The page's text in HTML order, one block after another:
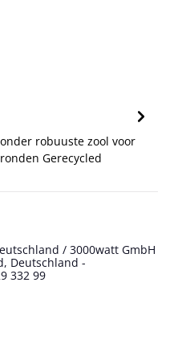
robuuste zool voor
Gerecycled
/ 3000watt GmbH
Deutschland -
332 99